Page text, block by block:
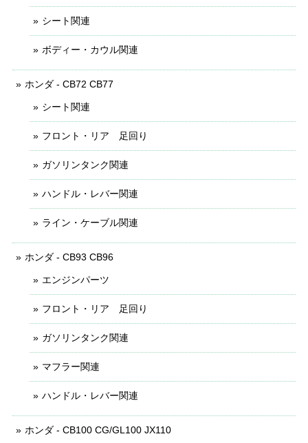
シート関連
ボディー・カウル関連
ホンダ - CB72 CB77
シート関連
フロント・リア 足回り
ガソリンタンク関連
ハンドル・レバー関連
ライン・ケーブル関連
ホンダ - CB93 CB96
エンジンパーツ
フロント・リア 足回り
ガソリンタンク関連
マフラー関連
ハンドル・レバー関連
ホンダ - CB100 CG/GL100 JX110